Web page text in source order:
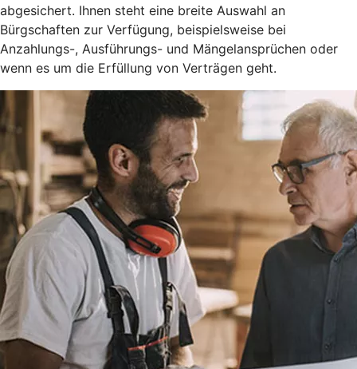
abgesichert. Ihnen steht eine breite Auswahl an
Bürgschaften zur Verfügung, beispielsweise bei
Anzahlungs-, Ausführungs- und Mängelansprüchen oder
wenn es um die Erfüllung von Verträgen geht.